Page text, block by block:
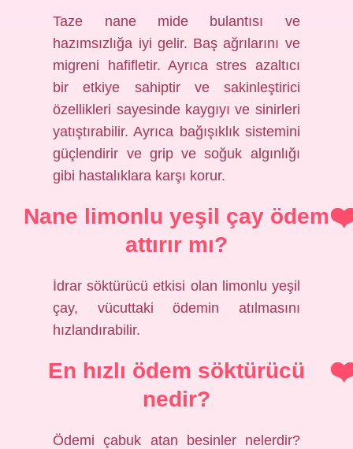
Taze nane mide bulantısı ve
hazımsızlığa iyi gelir. Baş ağrılarını ve
migreni hafifletir. Ayrıca stres azaltıcı
bir etkiye sahiptir ve sakinleştirici
özellikleri sayesinde kaygıyı ve sinirleri
yatıştırabilir. Ayrıca bağışıklık sistemini
güçlendirir ve grip ve soğuk algınlığı
gibi hastalıklara karşı korur.
Nane limonlu yeşil çay ödem
attırır mı?
İdrar söktürücü etkisi olan limonlu yeşil
çay, vücuttaki ödemin atılmasını
hızlandırabilir.
En hızlı ödem söktürücü
nedir?
Ödemi çabuk atan besinler nelerdir?